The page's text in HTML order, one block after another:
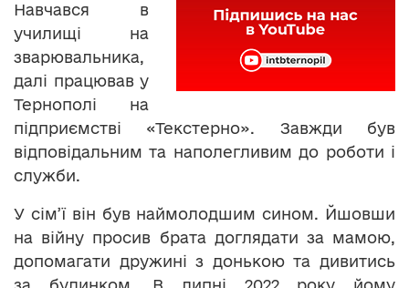
Навчався в
училищі на
зварювальника,
далі працював у
Тернополі на
підприємстві «Текстерно». Завжди був
відповідальним та наполегливим до роботи і
служби.
У сім’ї він був наймолодшим сином. Йшовши
на війну просив брата доглядати за мамою,
допомагати дружині з донькою та дивитись